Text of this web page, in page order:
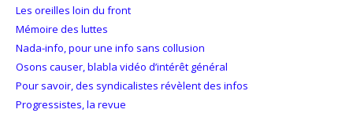
Les oreilles loin du front
Mémoire des luttes
Nada-info, pour une info sans collusion
Osons causer, blabla vidéo d’intérêt général
Pour savoir, des syndicalistes révèlent des infos
Progressistes, la revue